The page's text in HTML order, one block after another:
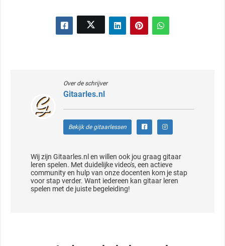
Over de schrijver
Gitaarles.nl
Bekijk de gitaarlessen
Wij zijn Gitaarles.nl en willen ook jou graag gitaar
leren spelen. Met duidelijke video's, een actieve
community en hulp van onze docenten kom je stap
voor stap verder. Want iedereen kan gitaar leren